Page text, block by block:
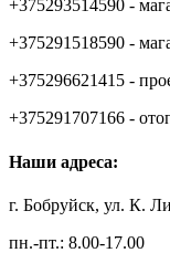
+375293514590 -
+375291518590 -
+375296621415 -
+375291707166 -
Наши адреса:
г. Бобруйск, ул. К.
пн.-пт.: 8.00-17.00